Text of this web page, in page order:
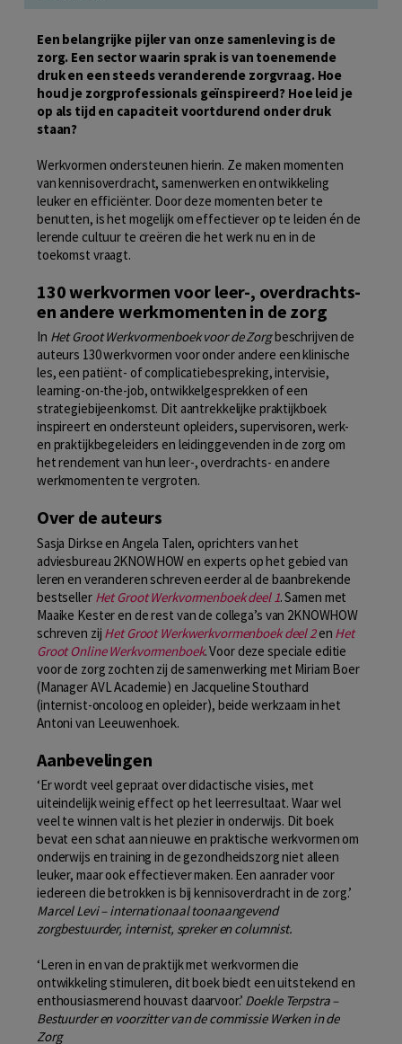
Een belangrijke pijler van onze samenleving is de
zorg. Een sector waarin sprak is van toenemende
druk en een steeds veranderende zorgvraag. Hoe
houd je zorgprofessionals geïnspireerd? Hoe leid je
op als tijd en capaciteit voortdurend onder druk
staan?
Werkvormen ondersteunen hierin. Ze maken momenten
van kennisoverdracht, samenwerken en ontwikkeling
leuker en efficiënter. Door deze momenten beter te
benutten, is het mogelijk om effectiever op te leiden én de
lerende cultuur te creëren die het werk nu en in de
toekomst vraagt.
130 werkvormen voor leer-, overdrachts-
en andere werkmomenten in de zorg
In Het Groot Werkvormenboek voor de Zorgbeschrijven de
auteurs 130 werkvormen voor onder andere een klinische
les, een patiënt- of complicatiebespreking, intervisie,
learning-on-the-job, ontwikkelgesprekken of een
strategiebijeenkomst. Dit aantrekkelijke praktijkboek
inspireert en ondersteunt opleiders, supervisoren, werk-
en praktijkbegeleiders en leidinggevenden in de zorg om
het rendement van hun leer-, overdrachts- en andere
werkmomenten te vergroten.
Over de auteurs
Sasja Dirkse en Angela Talen, oprichters van het
adviesbureau 2KNOWHOW en experts op het gebied van
leren en veranderen schreven eerder al de baanbrekende
bestseller Het Groot Werkvormenboek deel 1. Samen met
Maaike Kester en de rest van de collega’s van 2KNOWHOW
schreven zij Het Groot Werkwerkvormenboek deel 2en Het
Groot Online Werkvormenboek. Voor deze speciale editie
voor de zorg zochten zij de samenwerking met Miriam Boer
(Manager AVL Academie) en Jacqueline Stouthard
(internist-oncoloog en opleider), beide werkzaam in het
Antoni van Leeuwenhoek.
Aanbevelingen
‘Er wordt veel gepraat over didactische visies, met
uiteindelijk weinig effect op het leerresultaat. Waar wel
veel te winnen valt is het plezier in onderwijs. Dit boek
bevat een schat aan nieuwe en praktische werkvormen om
onderwijs en training in de gezondheidszorg niet alleen
leuker, maar ook effectiever maken. Een aanrader voor
iedereen die betrokken is bij kennisoverdracht in de zorg.’
Marcel Levi – internationaal toonaangevend
zorgbestuurder, internist, spreker en columnist.
‘Leren in en van de praktijk met werkvormen die
ontwikkeling stimuleren, dit boek biedt een uitstekend en
enthousiasmerend houvast daarvoor.’ Doekle Terpstra –
Bestuurder en voorzitter van de commissie Werken in de
Zorg